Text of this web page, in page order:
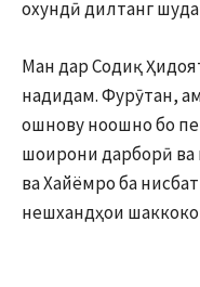
охундӣ дилтанг
Ман дар Содиқ
надидам. Фурӯтан,
ошнову ноошно бо
шоирони дарборӣ ва
ва Хайёмро ба
нешхандҳои